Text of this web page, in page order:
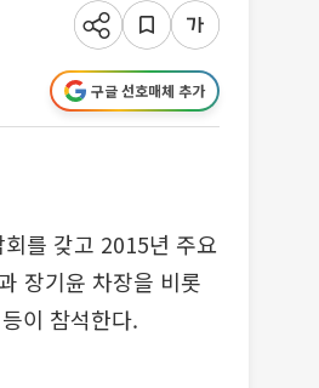
구글 선호매체 추가
를 갖고 2015년 주요
장기윤 차장을 비롯
이 참석한다.